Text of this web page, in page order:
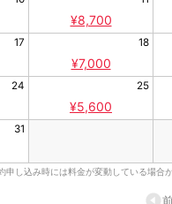
¥8,700
17 18
¥7,000
24 25
¥5,600
31
し込み時には料金が変動している場合